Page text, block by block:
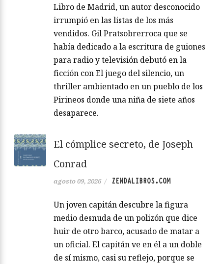
Libro de Madrid, un autor desconocido
irrumpió en las listas de los más
vendidos. Gil Pratsobrerroca que se
había dedicado a la escritura de guiones
para radio y televisión debutó en la
ficción con El juego del silencio, un
thriller ambientado en un pueblo de los
Pirineos donde una niña de siete años
desaparece.
El cómplice secreto, de Joseph
Conrad
agosto 09, 2026 / ZENDALIBROS.COM
Un joven capitán descubre la figura
medio desnuda de un polizón que dice
huir de otro barco, acusado de matar a
un oficial. El capitán ve en él a un doble
de sí mismo, casi su reflejo, porque se